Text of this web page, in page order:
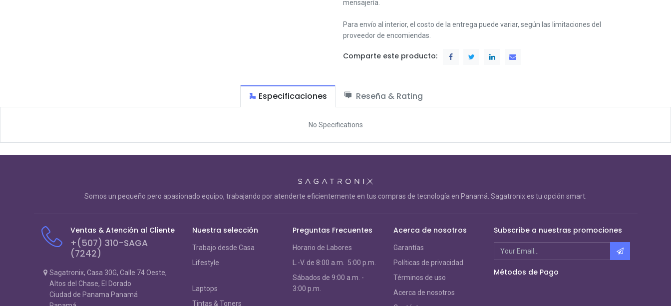
mensajería.
Para envío al interior, el costo de la entrega puede variar, según las limitaciones del
proveedor de encomiendas.
Comparte este producto:
Especificaciones Reseña & Rating
No Specifications
Somos un pequeño pero apasionado equipo, trabajando por atenderte eficientemente en tus compras de tecnología en Panamá. Sagatronix es tu opción smart.
Ventas & Atención al Cliente
+(507) 310-SAGA
(7242)
Sagatronix, Casa 30G, Calle 74 Oeste,
Altos del Chase, El Dorado
Ciudad de Panama Panamá
Nuestra selección
Trabajo desde Casa
Lifestyle
Laptops
Tintas & Toners
Preguntas Frecuentes
Horario de Labores
L.-V. de 8:00 a.m. 5:00 p.m.
Sábados de 9:00 a.m. -
3:00 p.m.
Acerca de nosotros
Garantías
Políticas de privacidad
Términos de uso
Acerca de nosotros
Subscribe a nuestras promociones
Métodos de Pago